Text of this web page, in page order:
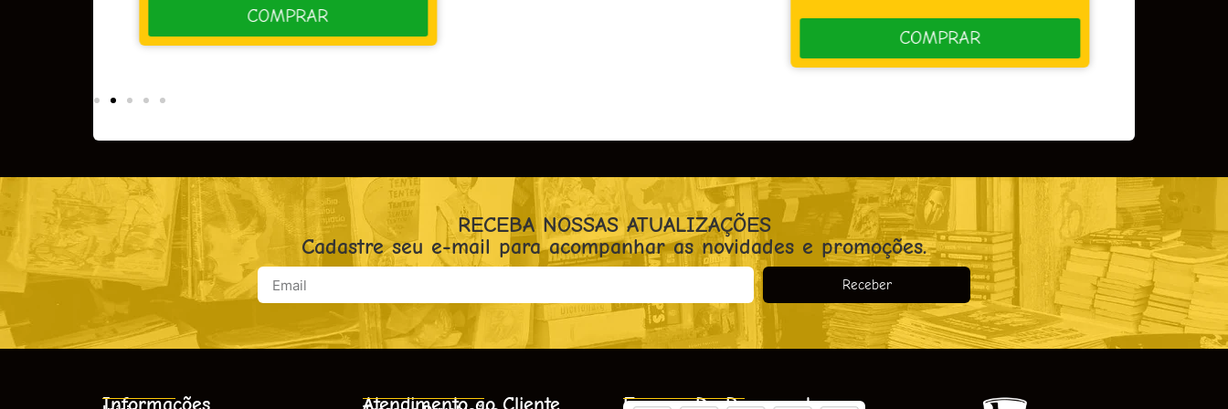
COMPRAR
COMPRAR
RECEBA NOSSAS ATUALIZAÇÕES
Cadastre seu e-mail para acompanhar as novidades e promoções.
Receber